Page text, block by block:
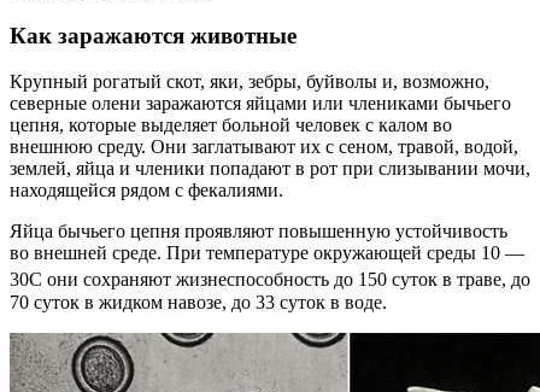
Как заражаются животные
Крупный рогатый скот, яки, зебры, буйволы и, возможно,
северные олени заражаются яйцами или члениками бычьего
цепня, которые выделяет больной человек с калом во
внешнюю среду. Они заглатывают их с сеном, травой, водой,
землей, яйца и членики попадают в рот при слизывании мочи,
находящейся рядом с фекалиями.
Яйца бычьего цепня проявляют повышенную устойчивость
во внешней среде. При температуре окружающей среды 10 —
30С они сохраняют жизнеспособность до 150 суток в траве, до
70 суток в жидком навозе, до 33 суток в воде.